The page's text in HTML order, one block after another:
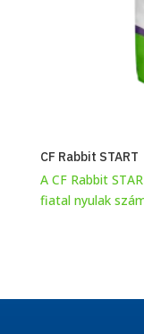
CF Rabbit START
A CF Rabbit
fiatal nyulak